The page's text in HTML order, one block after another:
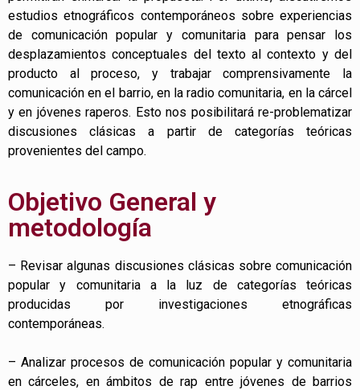
estudios etnográficos contemporáneos sobre experiencias
de comunicación popular y comunitaria para pensar los
desplazamientos conceptuales del texto al contexto y del
producto al proceso, y trabajar comprensivamente la
comunicación en el barrio, en la radio comunitaria, en la cárcel
y en jóvenes raperos. Esto nos posibilitará re-problematizar
discusiones clásicas a partir de categorías teóricas
provenientes del campo.
Objetivo General y
metodología
– Revisar algunas discusiones clásicas sobre comunicación
popular y comunitaria a la luz de categorías teóricas
producidas por investigaciones etnográficas
contemporáneas.
– Analizar procesos de comunicación popular y comunitaria
en cárceles, en ámbitos de rap entre jóvenes de barrios